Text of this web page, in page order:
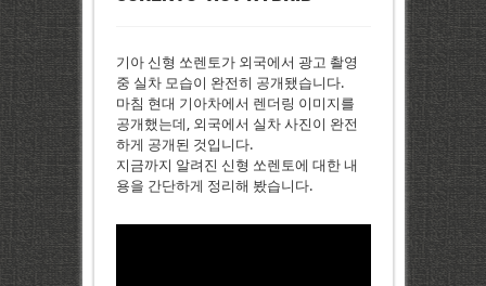
기아 신형 쏘렌토가 외국에서 광고 촬영
중 실차 모습이 완전히 공개됐습니다.
마침 현대 기아차에서 렌더링 이미지를
공개했는데, 외국에서 실차 사진이 완전
하게 공개된 것입니다.
지금까지 알려진 신형 쏘렌토에 대한 내
용을 간단하게 정리해 봤습니다.